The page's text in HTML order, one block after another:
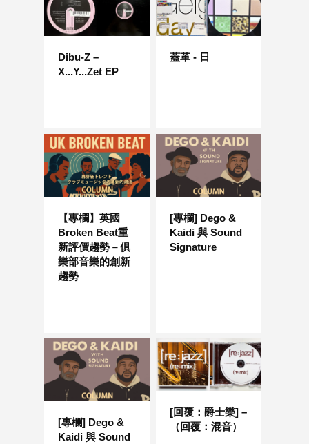
Dibu-Z –
X...Y...Zet EP
蓋革 - 日
【專欄】英國
Broken Beat重
新評價趨勢－俱
樂部音樂的創新
趨勢
[專欄] Dego &
Kaidi 與 Sound
Signature
[專欄] Dego &
Kaidi 與 Sound
[回覆：爵士樂] –
（回覆：混音）